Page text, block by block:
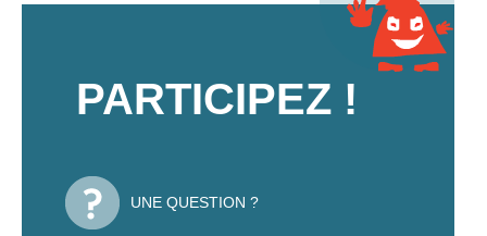
PARTICIPEZ !
UNE QUESTION ?